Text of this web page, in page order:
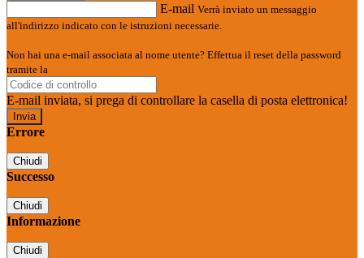
E-mail Verrà inviato un messaggio
all'indirizzo indicato con le istruzioni necessarie.
Non hai una e-mail associata al nome utente? Effettua il reset della password
tramite la
E-mail inviata, si prega di controllare la casella di posta elettronica!
Errore
Chiudi
Successo
Chiudi
Informazione
Chiudi